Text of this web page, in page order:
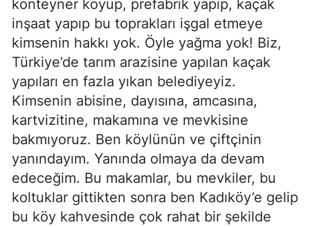
konteyner koyup, prefabrik yapıp, kaçak
inşaat yapıp bu toprakları işgal etmeye
kimsenin hakkı yok. Öyle yağma yok! Biz,
Türkiye’de tarım arazisine yapılan kaçak
yapıları en fazla yıkan belediyeyiz.
Kimsenin abisine, dayısına, amcasına,
kartvizitine, makamına ve mevkisine
bakmıyoruz. Ben köylünün ve çiftçinin
yanındayım. Yanında olmaya da devam
edeceğim. Bu makamlar, bu mevkiler, bu
koltuklar gittikten sonra ben Kadıköy’e gelip
bu köy kahvesinde çok rahat bir şekilde